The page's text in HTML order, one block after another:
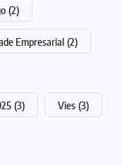
(2)
Empresarial (2)
(3) Vies (3)